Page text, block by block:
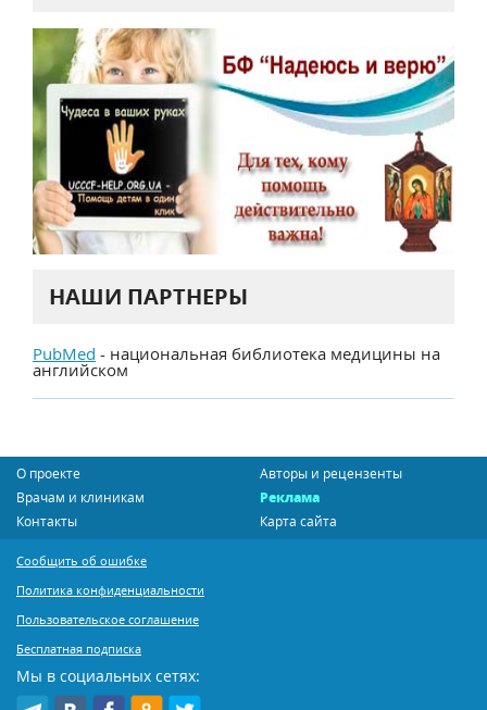
НАШИ ПАРТНЕРЫ
PubMed - национальная библиотека медицины на
английском
О проекте
Авторы и рецензенты
Врачам и клиникам
Реклама
Контакты
Карта сайта
Сообщить об ошибке
Политика конфиденциальности
Пользовательское соглашение
Бесплатная подписка
Мы в социальных сетях: